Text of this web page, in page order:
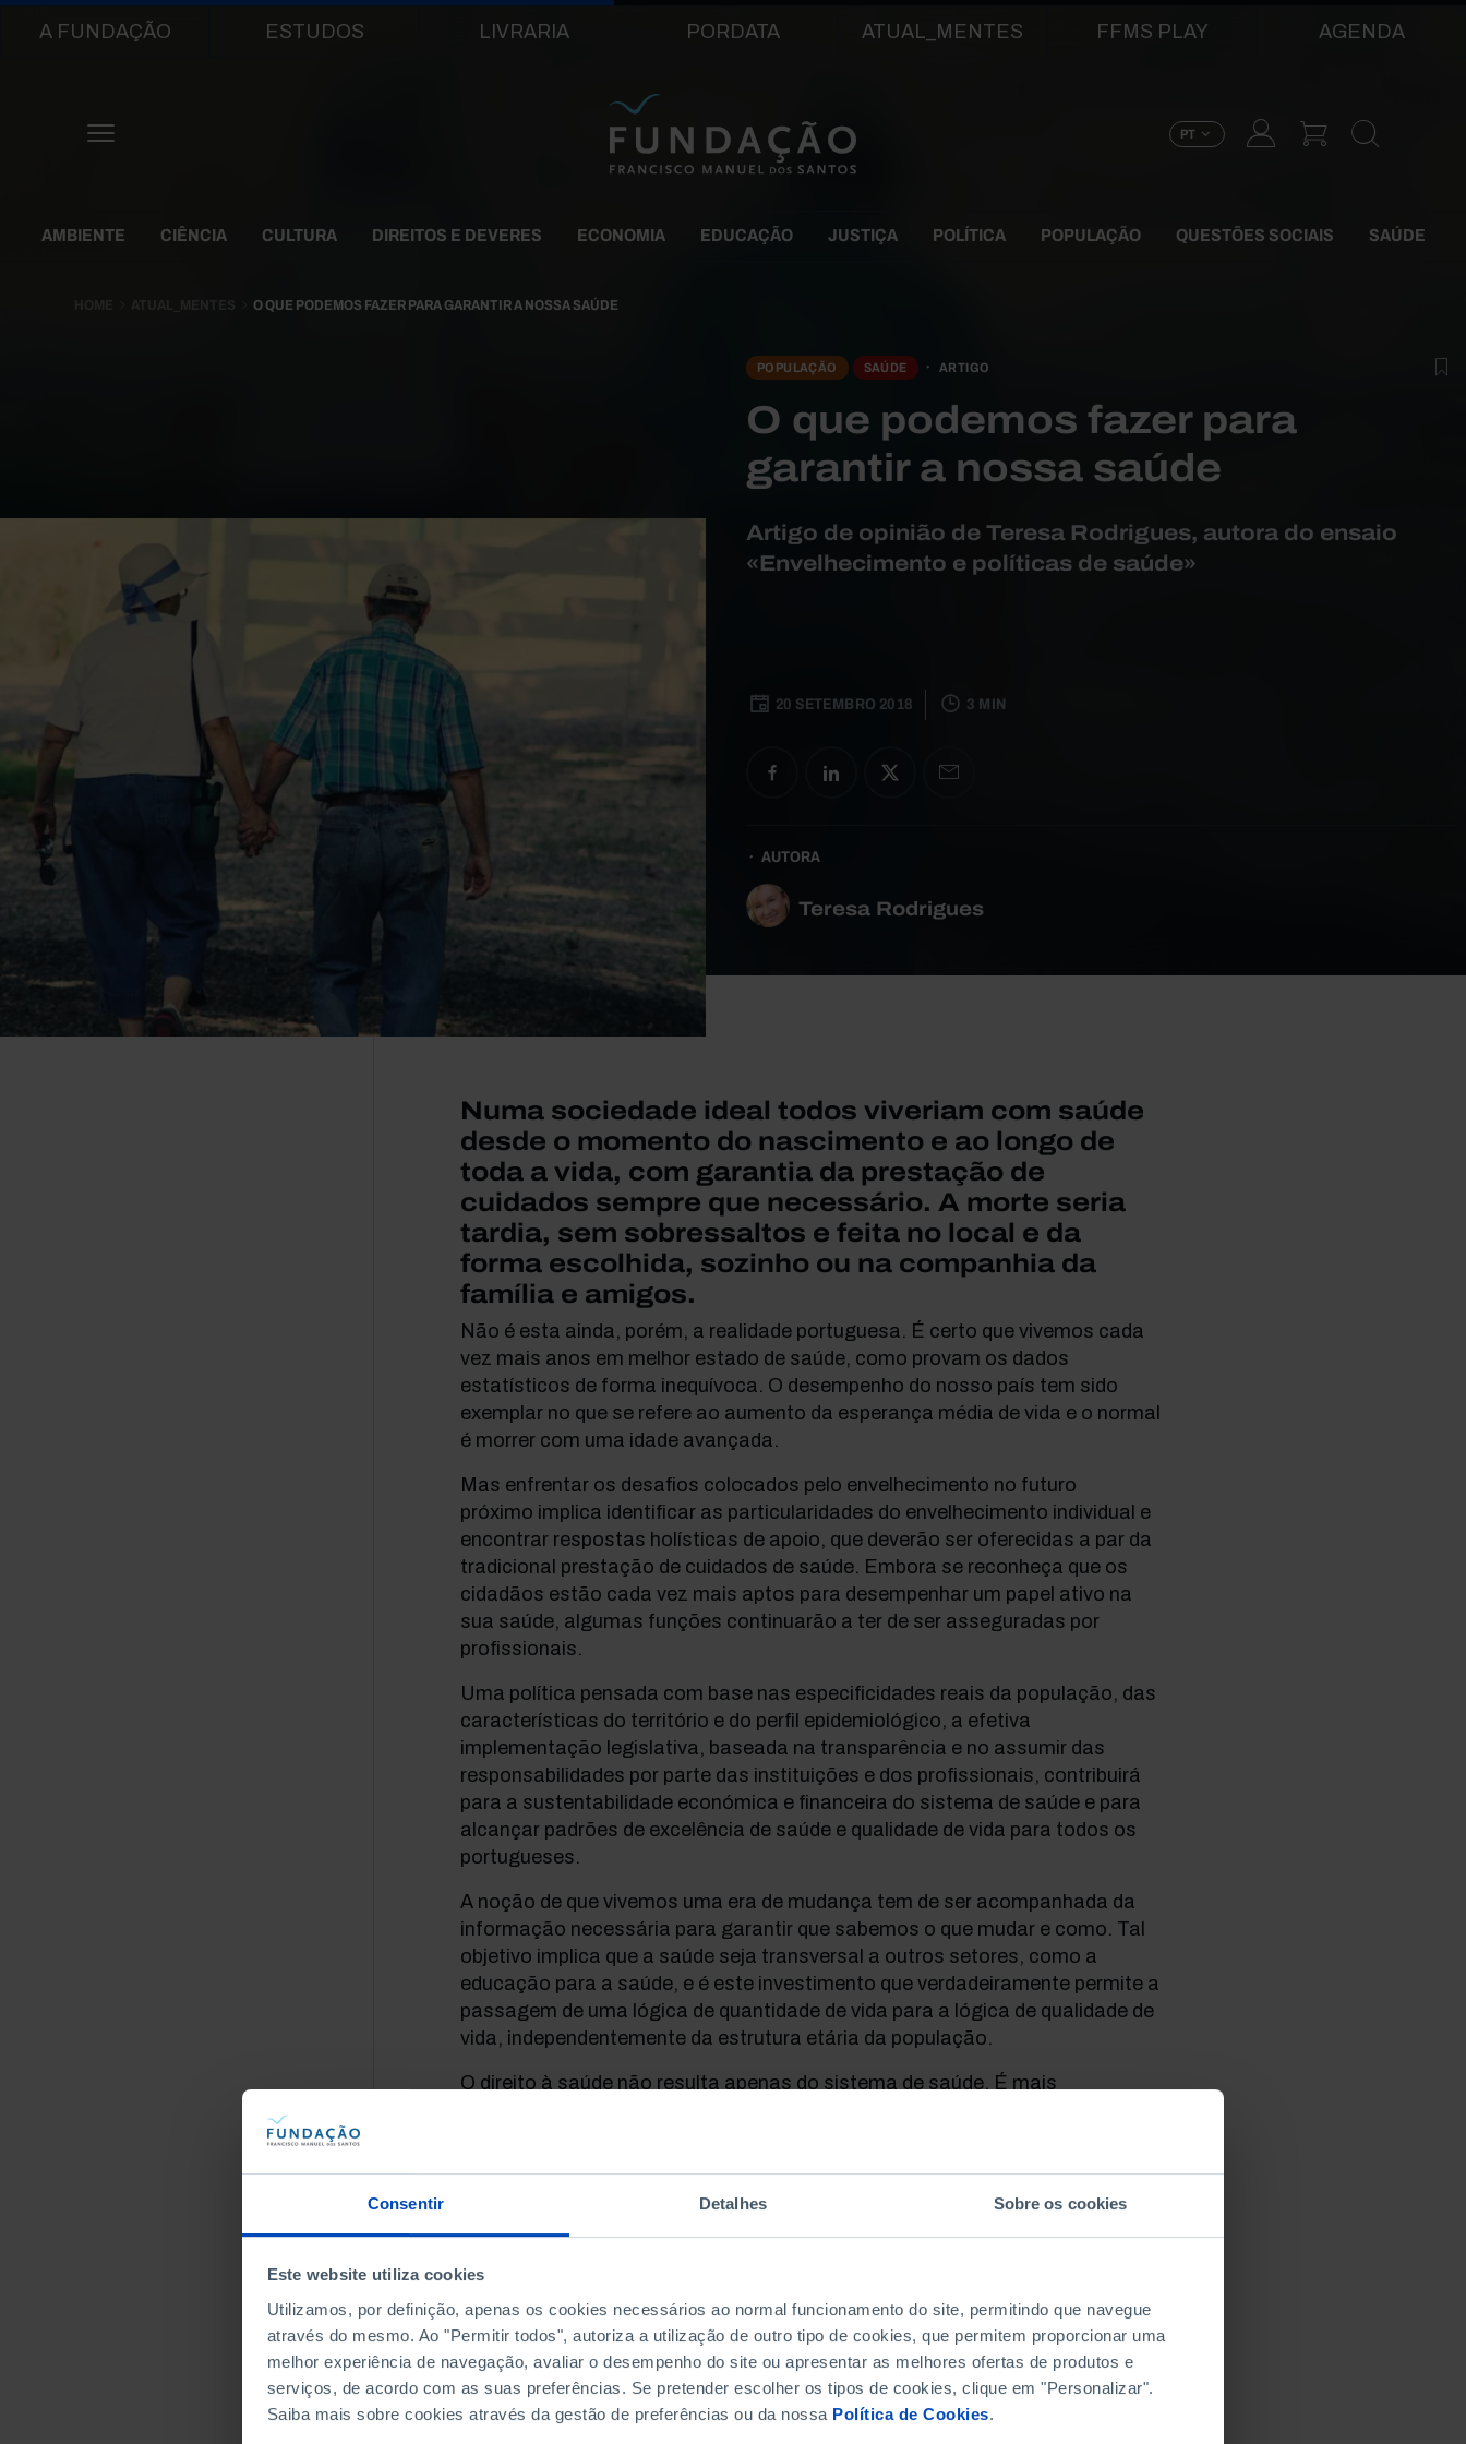
Consentir Detalhes Sobre os cookies
Este website utiliza cookies
Utilizamos, por definição, apenas os cookies necessários ao normal funcionamento do site, permitindo que navegue
através do mesmo. Ao "Permitir todos", autoriza a utilização de outro tipo de cookies, que permitem proporcionar uma
melhor experiência de navegação, avaliar o desempenho do site ou apresentar as melhores ofertas de produtos e
serviços, de acordo com as suas preferências. Se pretender escolher os tipos de cookies, clique em "Personalizar".
Saiba mais sobre cookies através da gestão de preferências ou da nossa Política de Cookies.
Main navigation
A FUNDAÇÃO ESTUDOS LIVRARIA PORDATA ATUAL_MENTES FFMS PLAY AGENDA
PT
Themes Menu
AMBIENTE CIÊNCIA CULTURA DIREITOS E DEVERES ECONOMIA EDUCAÇÃO JUSTIÇA POLÍTICA POPULAÇÃO QUESTÕES SOCIAIS SAÚDE
O QUE PODEMOS FAZER PARA GARANTIR A NOSSA SAÚDE
POPULAÇÃO SAÚDE ARTIGO
O que podemos fazer para
garantir a nossa saúde
Artigo de opinião de Teresa Rodrigues, autora do ensaio
«Envelhecimento e políticas de saúde»
20 SETEMBRO 2018 3 MIN
AUTORA
Teresa Rodrigues
Numa sociedade ideal todos viveriam com saúde
desde o momento do nascimento e ao longo de
toda a vida, com garantia da prestação de
cuidados sempre que necessário. A morte seria
tardia, sem sobressaltos e feita no local e da
forma escolhida, sozinho ou na companhia da
família e amigos.
Não é esta ainda, porém, a realidade portuguesa. É certo que vivemos cada
vez mais anos em melhor estado de saúde, como provam os dados
estatísticos de forma inequívoca. O desempenho do nosso país tem sido
exemplar no que se refere ao aumento da esperança média de vida e o normal
é morrer com uma idade avançada.
Mas enfrentar os desafios colocados pelo envelhecimento no futuro
próximo implica identificar as particularidades do envelhecimento individual e
encontrar respostas holísticas de apoio, que deverão ser oferecidas a par da
tradicional prestação de cuidados de saúde. Embora se reconheça que os
cidadãos estão cada vez mais aptos para desempenhar um papel ativo na
sua saúde, algumas funções continuarão a ter de ser asseguradas por
profissionais.
Uma política pensada com base nas especificidades reais da população, das
características do território e do perfil epidemiológico, a efetiva
implementação legislativa, baseada na transparência e no assumir das
responsabilidades por parte das instituições e dos profissionais, contribuirá
para a sustentabilidade económica e financeira do sistema de saúde e para
alcançar padrões de excelência de saúde e qualidade de vida para todos os
portugueses.
A noção de que vivemos uma era de mudança tem de ser acompanhada da
informação necessária para garantir que sabemos o que mudar e como. Tal
objetivo implica que a saúde seja transversal a outros setores, como a
educação para a saúde, e é este investimento que verdadeiramente permite a
passagem de uma lógica de quantidade de vida para a lógica de qualidade de
vida, independentemente da estrutura etária da população.
O direito à saúde não resulta apenas do sistema de saúde. É mais
também deveres, porque mudar o estado de saúde de uma pessoa significa
possam aceder aos tratamentos necessários para ter boa saúde.
No Portugal ideal todos teriam saúde e acesso a serviços de qualidade
socialmente justos, tecnologicamente apropriados, sustentáveis e
adequados às suas necessidades. No mundo real, em profunda mudança e
onde o Estado-providência está fragilizado, o direito à saúde continua a ter de
ser defendido. Compete a todos fazê-lo, seja enquanto entidade financiadora,